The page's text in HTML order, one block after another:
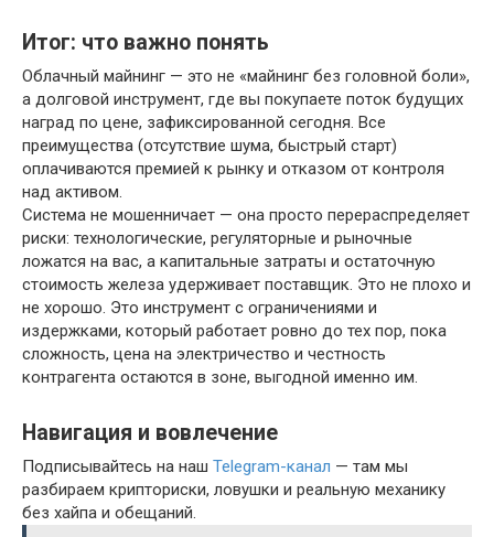
Итог: что важно понять
Облачный майнинг — это не «майнинг без головной боли»,
а долговой инструмент, где вы покупаете поток будущих
наград по цене, зафиксированной сегодня. Все
преимущества (отсутствие шума, быстрый старт)
оплачиваются премией к рынку и отказом от контроля
над активом.
Система не мошенничает — она просто перераспределяет
риски: технологические, регуляторные и рыночные
ложатся на вас, а капитальные затраты и остаточную
стоимость железа удерживает поставщик. Это не плохо и
не хорошо. Это инструмент с ограничениями и
издержками, который работает ровно до тех пор, пока
сложность, цена на электричество и честность
контрагента остаются в зоне, выгодной именно им.
Навигация и вовлечение
Подписывайтесь на наш Telegram-канал — там мы
разбираем крипториски, ловушки и реальную механику
без хайпа и обещаний.